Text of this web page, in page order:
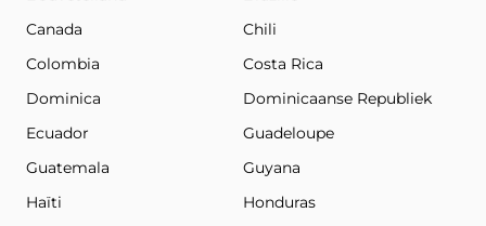
Canada
Chili
Colombia
Costa Rica
Dominica
Dominicaanse Republiek
Ecuador
Guadeloupe
Guatemala
Guyana
Haïti
Honduras